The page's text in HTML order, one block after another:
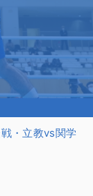
・立教vs関学